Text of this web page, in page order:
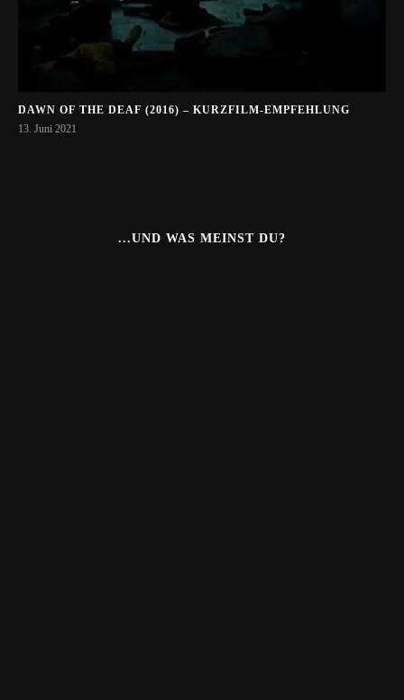
DAWN OF THE DEAF (2016) – KURZFILM-EMPFEHLUNG
13. Juni 2021
...UND WAS MEINST DU?